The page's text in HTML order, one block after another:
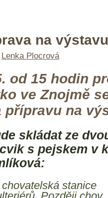
na výstavu
Lenka Plocrová
od 15 hodin
ve Znojmě
přípravu na
skládat ze
s pejskem v
stanice